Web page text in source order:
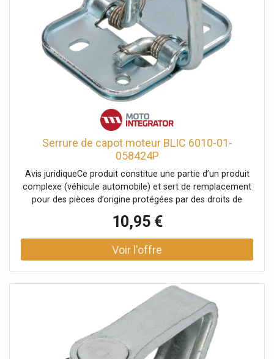
Serrure de capot moteur BLIC 6010-01-
058424P
Avis juridiqueCe produit constitue une partie d’un produit
complexe (véhicule automobile) et sert de remplacement
pour des pièces d’origine protégées par des droits de
garantit et s’engage à ce que ni lui-même ni ses autres
clients ou partenaires contractuels n’utilisent les pièces
mentionnées à d’autres fins que exclusivement pour la
réparation du produit complexe, ni ne les emploient
10,95 €